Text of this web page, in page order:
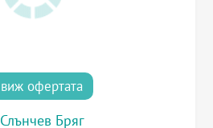
виж офертата
Слънчев Бряг